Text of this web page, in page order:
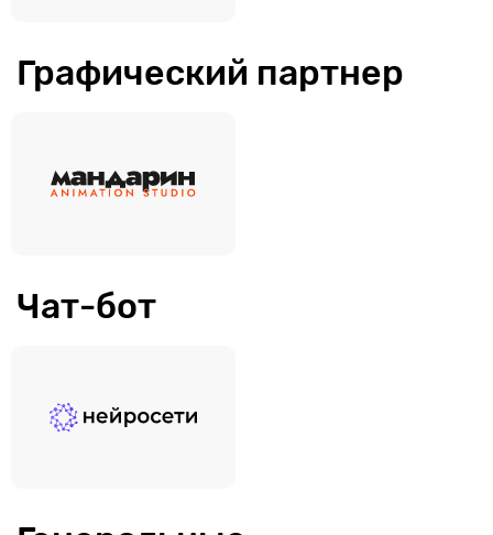
Графический партнер
Чат-бот